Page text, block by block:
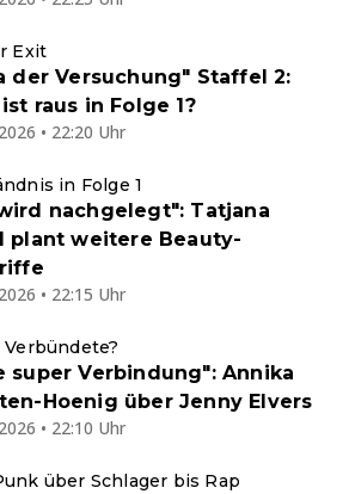
Exit
der Versuchung" Staffel 2:
raus in Folge 1?
• 22:20 Uhr
in Folge 1
nachgelegt": Tatjana
plant weitere Beauty-
• 22:15 Uhr
Verbündete?
super Verbindung": Annika
Hoenig über Jenny Elvers
• 22:10 Uhr
über Schlager bis Rap